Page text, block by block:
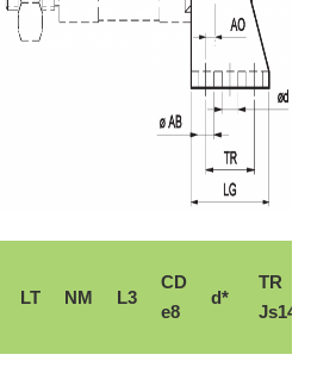
LT NM L3
CD
e8
d*
TR
Js14